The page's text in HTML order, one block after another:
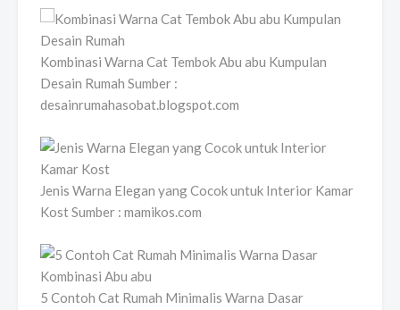
Kombinasi Warna Cat Tembok Abu abu Kumpulan
Desain Rumah Sumber :
desainrumahasobat.blogspot.com
Jenis Warna Elegan yang Cocok untuk Interior Kamar
Kost Sumber : mamikos.com
5 Contoh Cat Rumah Minimalis Warna Dasar